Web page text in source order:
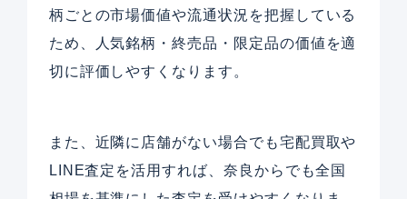
柄ごとの市場価値や流通状況を把握している
ため、人気銘柄・終売品・限定品の価値を適
切に評価しやすくなります。
また、近隣に店舗がない場合でも宅配買取や
LINE査定を活用すれば、奈良からでも全国